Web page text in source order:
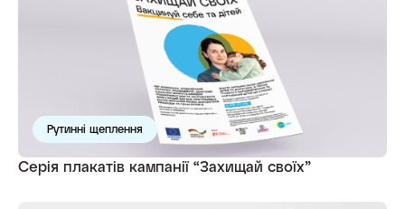
Рутинні щеплення
Серія плакатів кампанії “Захищай своїх”